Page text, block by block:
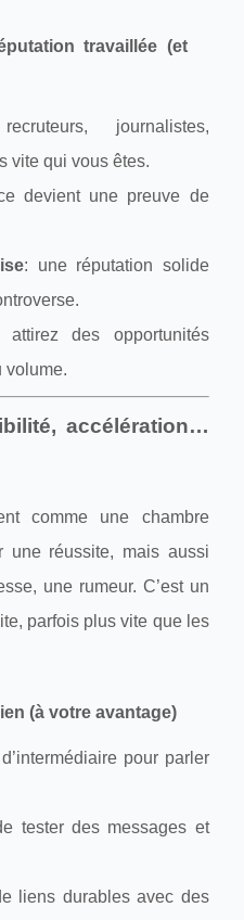
travaillée (et
journalistes,
vite qui vous êtes.
devient une preuve de
: une réputation solide
des opportunités
volume.
accélération…
comme une chambre
une réussite, mais aussi
une rumeur. C’est un
parfois plus vite que les
(à votre avantage)
pour parler
tester des messages et
liens durables avec des